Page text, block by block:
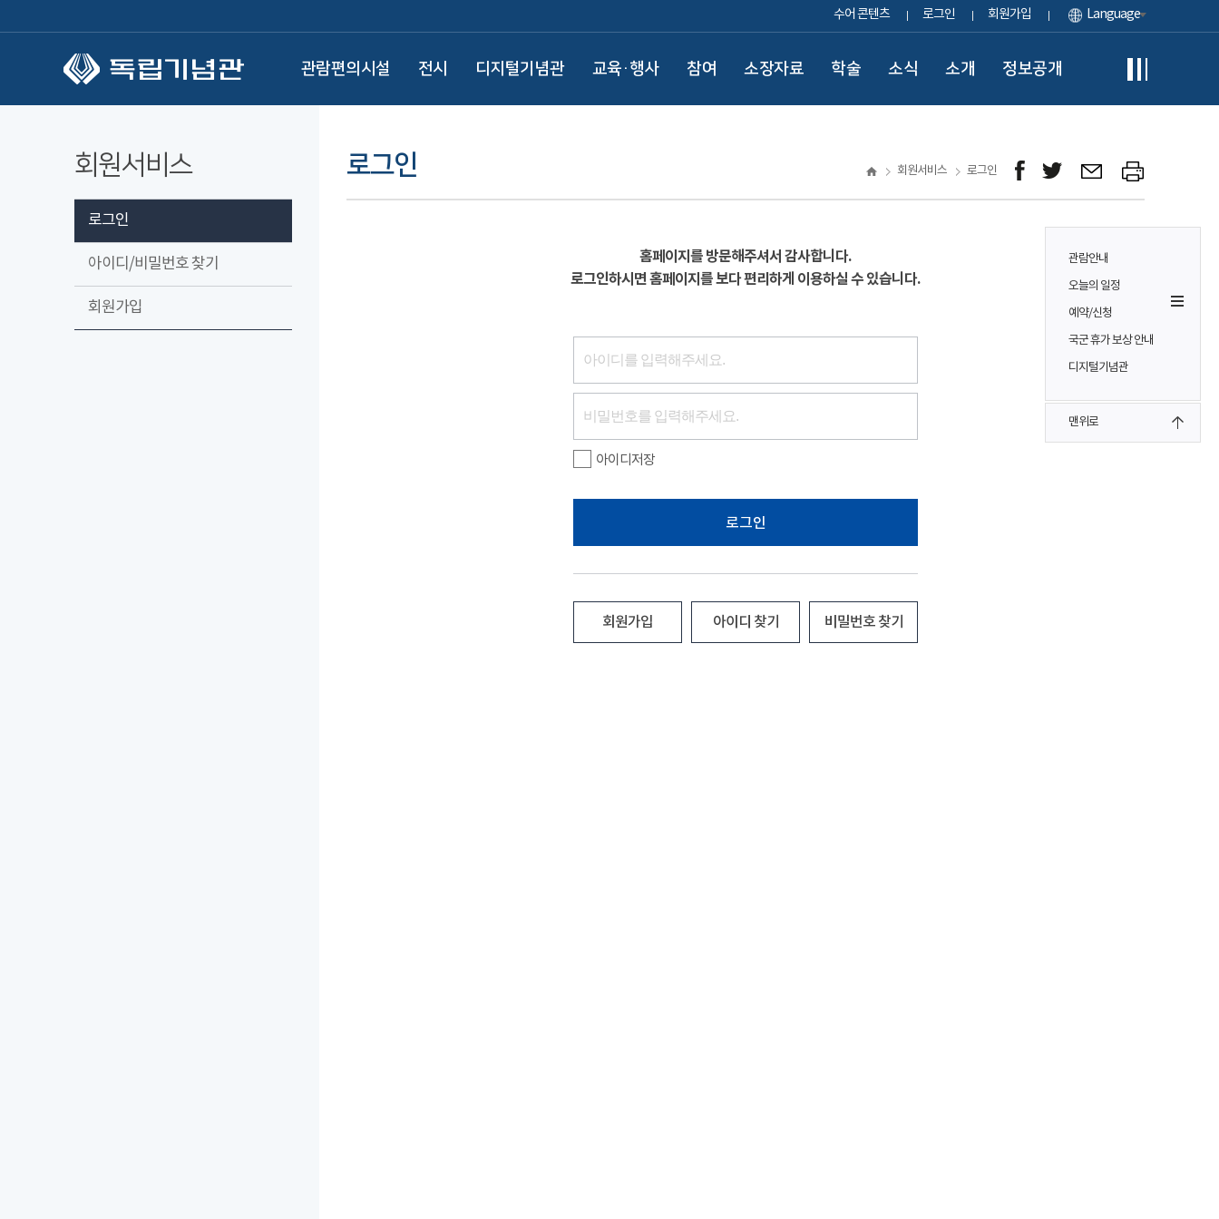
수어 콘텐츠 로그인 회원가입 Language
관람편의시설 전시 디지털기념관 교육·행사 참여 소장자료 학술 소식 소개 정보공개
관람안내
오늘의 일정
예약/신청
국군 휴가 보상 안내
디지털기념관
맨위로
회원서비스
로그인
아이디/비밀번호 찾기
회원가입
로그인 회원서비스 로그인
홈페이지를 방문해주셔서 감사합니다.
로그인하시면 홈페이지를 보다 편리하게 이용하실 수 있습니다.
아이디저장
로그인
회원가입 아이디 찾기 비밀번호 찾기